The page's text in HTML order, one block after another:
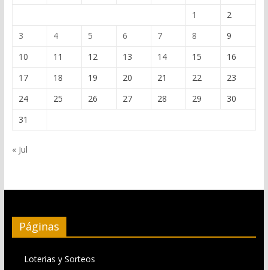
1
2
3
4 5 6 7 8
9
10
11 12 13 14 15
16
17
18 19 20 21 22
23
24
25 26 27 28 29
30
31
« Jul
Páginas
Loterias y Sorteos